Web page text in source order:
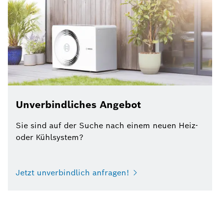
Unverbindliches Angebot
Sie sind auf der Suche nach einem neuen Heiz-
oder Kühlsystem?
Jetzt unverbindlich anfragen!